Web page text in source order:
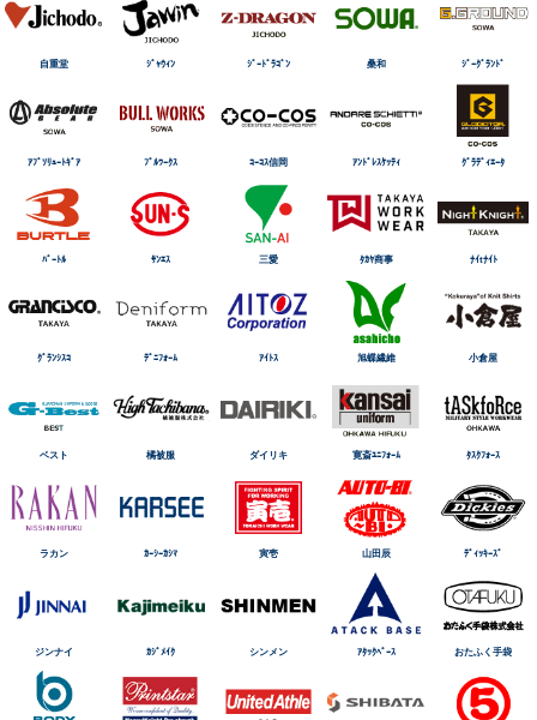
自重堂 ｼﾞｬｳｨﾝ ｼﾞｰﾄﾞﾗｺﾞﾝ 桑和 ｼﾞｰｸﾞﾗﾝﾄﾞ
ｱﾌﾞｿﾘｭｰﾄｷﾞｱ ﾌﾞﾙﾜｰｸｽ ｺｰｺｽ信岡 ｱﾝﾄﾞﾚｽｹｯﾃｨ ｸﾞﾗﾃﾞｨｴｰﾀ
ﾊﾞｰﾄﾙ ｻﾝｴｽ 三愛 ﾀｶﾔ商事 ﾅｲtﾅｲﾄ
ｸﾞﾗﾝｼｽｺ ﾃﾞﾆﾌｫｰﾑ ｱｲﾄｽ 旭蝶繊維 小倉屋
ベスト 橘被服 ダイリキ 寛斎ﾕﾆﾌｫｰﾑ ﾀｽｸﾌｫｰｽ
ラカン ｶｰｼｰｶｼﾏ 寅壱 山田辰 ﾃﾞｨｯｷｰｽﾞ
ジンナイ ｶｼﾞﾒｲｸ シンメン ｱﾀｯｸﾍﾞｰｽ おたふく手袋